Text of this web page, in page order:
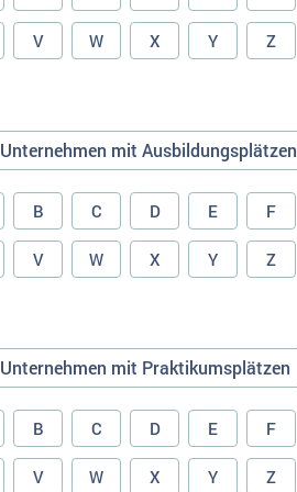
V W X Y Z
Unternehmen mit Ausbildungsplätzen
B C D E F
V W X Y Z
Unternehmen mit Praktikumsplätzen
B C D E F
V W X Y Z